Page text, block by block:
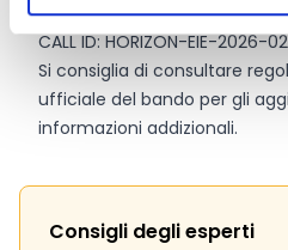
Allegati Generali 2026-2027
CALL ID: HORIZON-EIE-2026-02
Si consiglia di consultare
ufficiale del bando per gli
informazioni addizionali.
Consigli degli esperti